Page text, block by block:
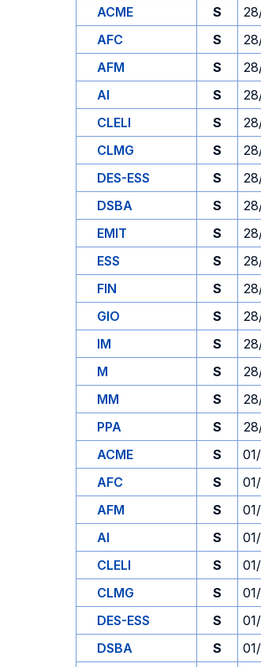
ACME
S
AFC
S
AFM
S
AI
S
CLELI
S
CLMG
S
DES-ESS
S
DSBA
S
EMIT
S
ESS
S
FIN
S
GIO
S
IM
S
M
S
MM
S
PPA
S
ACME
S
AFC
S
AFM
S
AI
S
CLELI
S
CLMG
S
DES-ESS
S
DSBA
S